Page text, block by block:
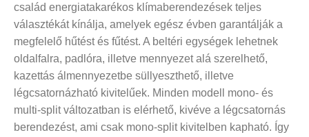
család energiatakarékos klímaberendezések teljes
választékát kínálja, amelyek egész évben garantálják a
megfelelő hűtést és fűtést. A beltéri egységek lehetnek
oldalfalra, padlóra, illetve mennyezet alá szerelhető,
kazettás álmennyezetbe süllyeszthető, illetve
légcsatornázható kivitelűek. Minden modell mono- és
multi-split változatban is elérhető, kivéve a légcsatornás
berendezést, ami csak mono-split kivitelben kapható. Így